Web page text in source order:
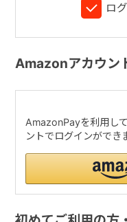
ロ
Amazonアカウン
AmazonPayを利用し
ントでログインができ